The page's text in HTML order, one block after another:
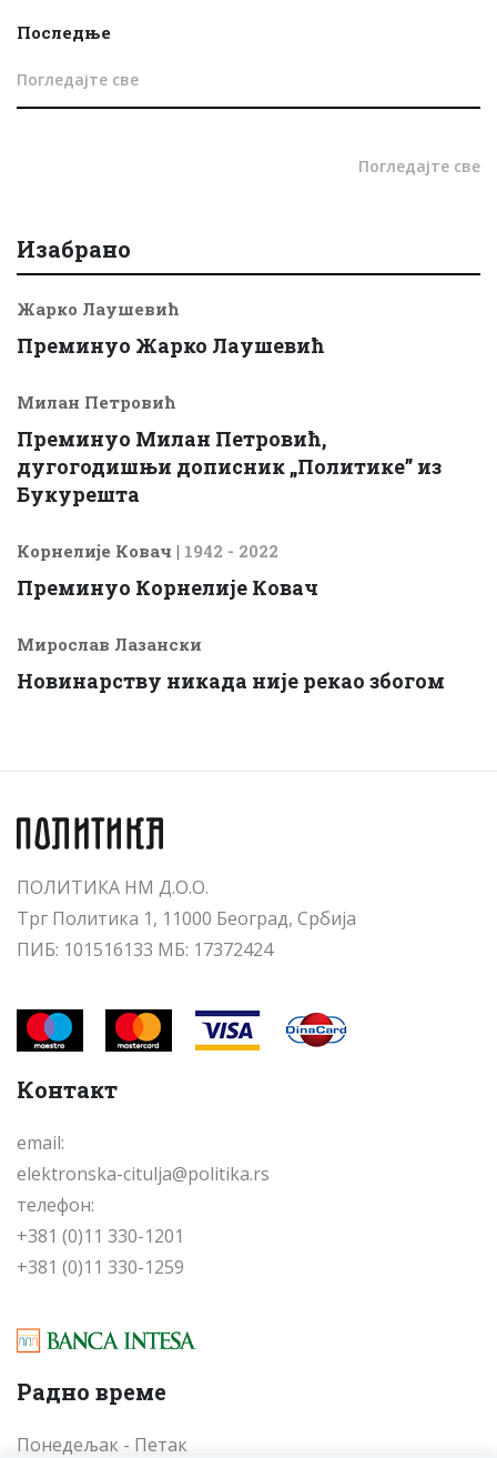
Последње
Погледајте све
Погледајте све
Изабрано
Жарко Лаушевић
Преминуо Жарко Лаушевић
Милан Петровић
Преминуо Милан Петровић,
дугогодишњи дописник „Политике” из
Букурешта
Корнелије Ковач | 1942 - 2022
Преминуо Корнелије Ковач
Мирослав Лазански
Новинарству никада није рекао збогом
ПОЛИТИКА НМ Д.О.О.
Трг Политика 1, 11000 Београд, Србија
ПИБ: 101516133 МБ: 17372424
Контакт
email:
elektronska-citulja@politika.rs
телефон:
+381 (0)11 330-1201
+381 (0)11 330-1259
Радно време
Понедељак - Петак